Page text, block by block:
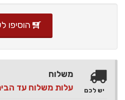
הוסיפו
משלוח
עלות משלוח עד הבית - 30.00 ש"ח
יש לכם